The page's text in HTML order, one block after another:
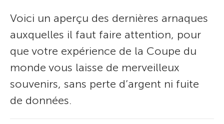
Voici un aperçu des dernières arnaques
auxquelles il faut faire attention, pour
que votre expérience de la Coupe du
monde vous laisse de merveilleux
souvenirs, sans perte d’argent ni fuite
de données.